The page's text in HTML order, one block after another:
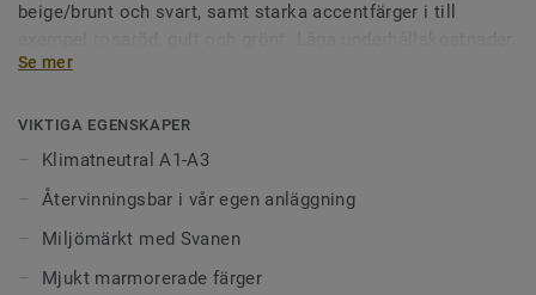
beige/brunt och svart, samt starka accentfärger i till
tack vare den slitstarka xf²-ytan, som inte ska behandlas
stegljudsdämpning, resterande färger går att
specialbeställa.
Rullarnas bredd varierar mellan 1,95 m och 2,0 m, beroende
på tillgänglighet. Kontrollera alltid aktuell bredd vid
Se mer
VIKTIGA EGENSKAPER
Klimatneutral A1-A3
Återvinningsbar i vår egen anläggning
Miljömärkt med Svanen
Mjukt marmorerade färger